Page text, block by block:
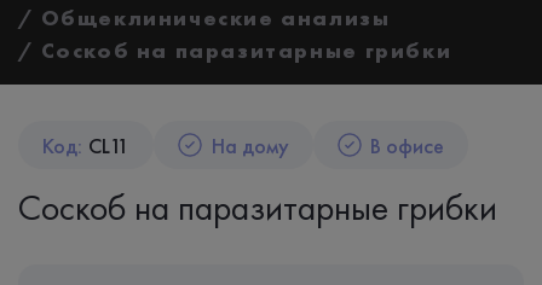
Общеклинические анализы
Соскоб на паразитарные грибки
Код: CL11 На дому В офисе
Соскоб на паразитарные грибки